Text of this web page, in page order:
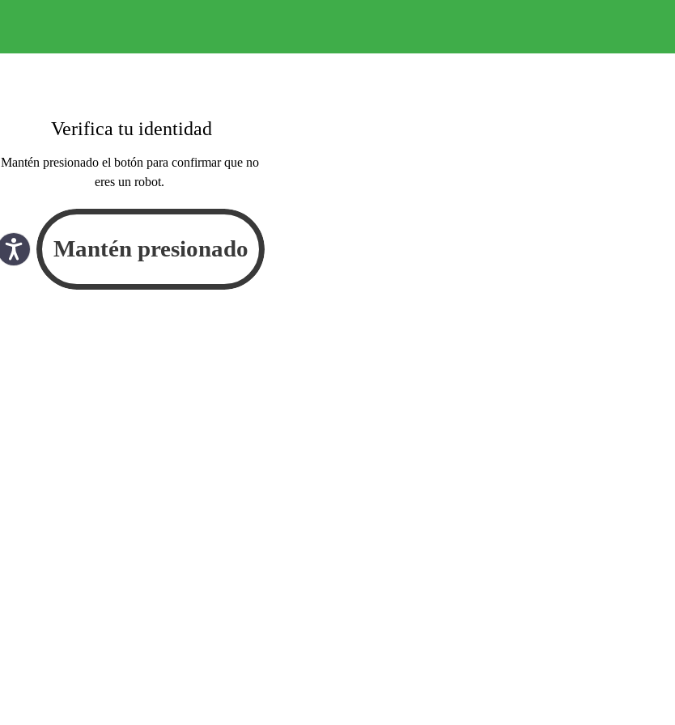
Verifica tu identidad
Mantén presionado el botón para confirmar que no
eres un robot.